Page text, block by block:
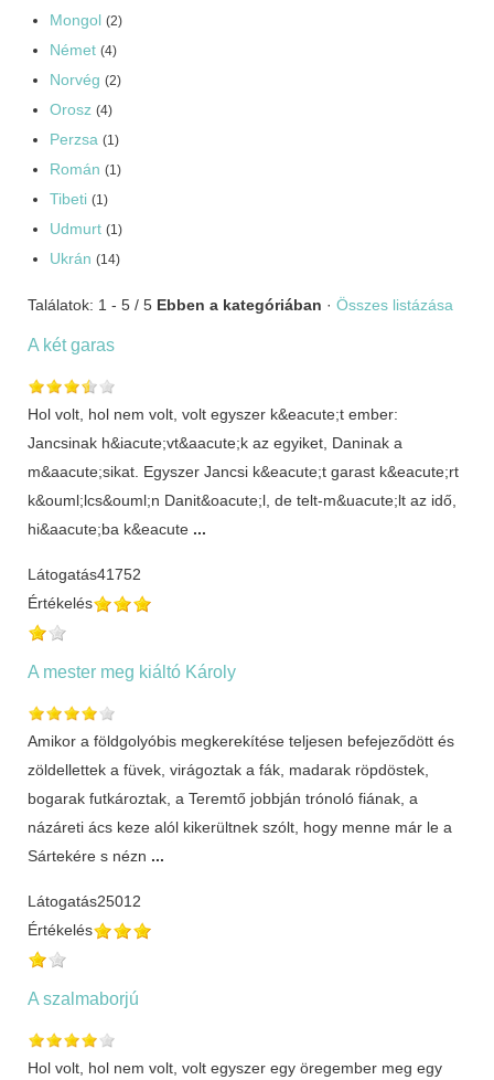
Mongol (2)
Német (4)
Norvég (2)
Orosz (4)
Perzsa (1)
Román (1)
Tibeti (1)
Udmurt (1)
Ukrán (14)
Találatok: 1 - 5 / 5 Ebben a kategóriában · Összes listázása
A két garas
Hol volt, hol nem volt, volt egyszer k&eacute;t ember:
Jancsinak h&iacute;vt&aacute;k az egyiket, Daninak a
m&aacute;sikat. Egyszer Jancsi k&eacute;t garast k&eacute;rt
k&ouml;lcs&ouml;n Danit&oacute;l, de telt-m&uacute;lt az idő,
hi&aacute;ba k&eacute ...
Látogatás41752
Értékelés
A mester meg kiáltó Károly
Amikor a földgolyóbis megkerekítése teljesen befejeződött és
zöldellettek a füvek, virágoztak a fák, madarak röpdöstek,
bogarak futkároztak, a Teremtő jobbján trónoló fiának, a
názáreti ács keze alól kikerültnek szólt, hogy menne már le a
Sártekére s nézn ...
Látogatás25012
Értékelés
A szalmaborjú
Hol volt, hol nem volt, volt egyszer egy öregember meg egy